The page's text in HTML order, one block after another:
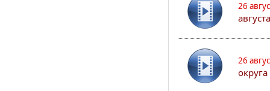
26
августа
26
округа